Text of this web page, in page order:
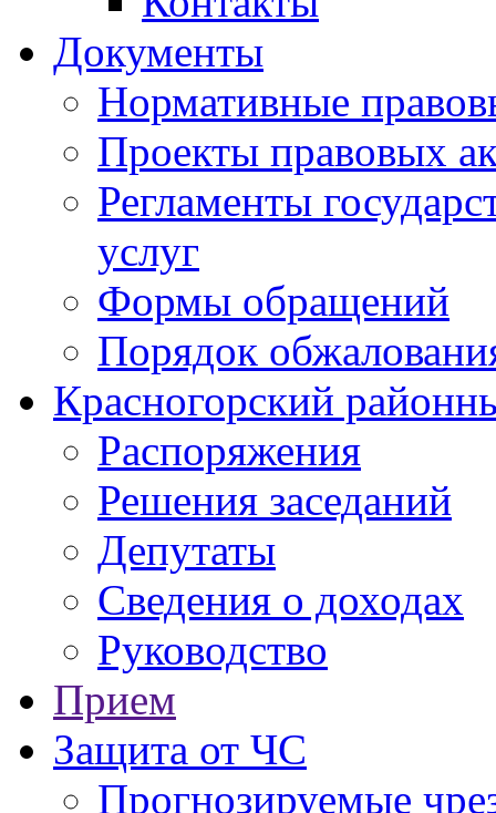
Документы
Нормативные
Проекты правовых
Регламенты
услуг
Формы обращений
Порядок
Красногорский
Распоряжения
Решения заседаний
Депутаты
Сведения о доходах
Руководство
Прием
Защита от ЧС
Прогнозируемые